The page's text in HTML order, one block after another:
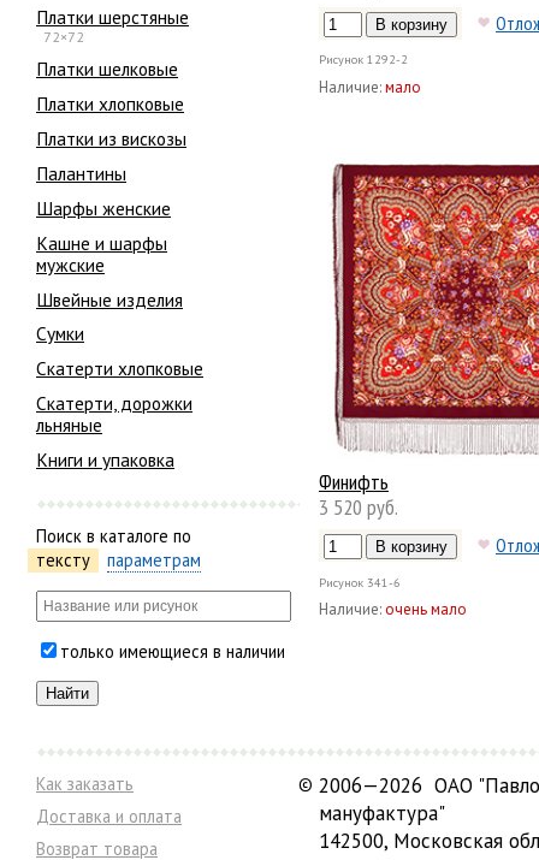
Платки шерстяные
72×72
Платки шелковые
Платки хлопковые
Платки из вискозы
Палантины
Шарфы женские
Кашне и шарфы
мужские
Швейные изделия
Сумки
Скатерти хлопковые
Скатерти, дорожки
льняные
Книги и упаковка
Поиск в каталоге по
тексту
параметрам
только имеющиеся в наличии
Рисунок 1292-2
Наличие:мало
Финифть
3 520 руб.
Рисунок 341-6
Наличие:очень мало
Как заказать
Доставка и оплата
Возврат товара
© 2006—2026 ОАО
мануфактура"
142500, Московская